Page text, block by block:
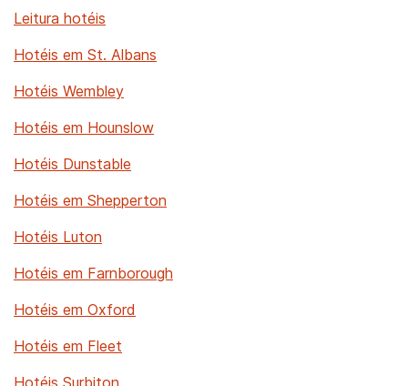
Leitura hotéis
Hotéis em St. Albans
Hotéis Wembley
Hotéis em Hounslow
Hotéis Dunstable
Hotéis em Shepperton
Hotéis Luton
Hotéis em Farnborough
Hotéis em Oxford
Hotéis em Fleet
Hotéis Surbiton